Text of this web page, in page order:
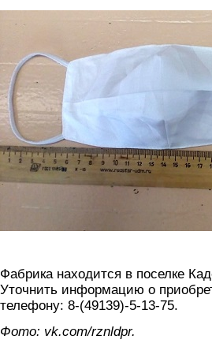
maska2.jpg
Фабрика находится в поселке
Уточнить информацию о
телефону: 8-(49139)-5-13-75.
Фото: vk.com/rznldpr.